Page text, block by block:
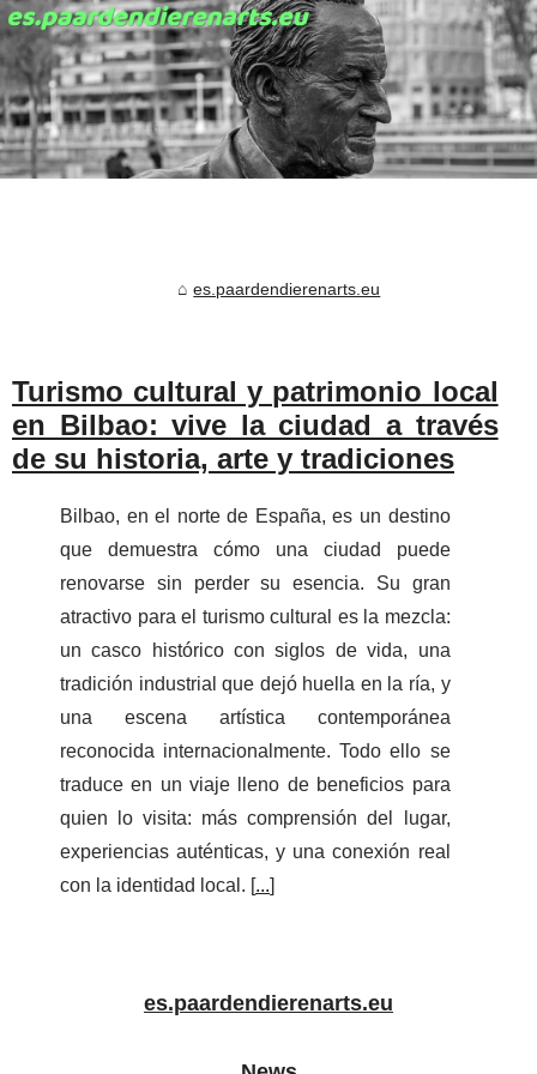
es.paardendierenarts.eu
Turismo cultural y patrimonio local
en Bilbao: vive la ciudad a través
de su historia, arte y tradiciones
Bilbao, en el norte de España, es un destino
que demuestra cómo una ciudad puede
renovarse sin perder su esencia. Su gran
atractivo para el turismo cultural es la mezcla:
un casco histórico con siglos de vida, una
tradición industrial que dejó huella en la ría, y
una escena artística contemporánea
reconocida internacionalmente. Todo ello se
traduce en un viaje lleno de beneficios para
quien lo visita: más comprensión del lugar,
experiencias auténticas, y una conexión real
con la identidad local. [...]
es.paardendierenarts.eu